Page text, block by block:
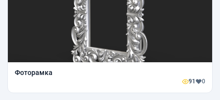
Фоторамка
91 0